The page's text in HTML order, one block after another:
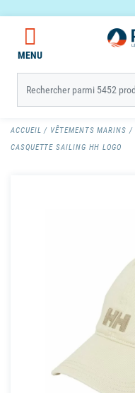
MENU
ACCUEIL VÊTEMENTS MARINS
CASQUETTE SAILING HH LOGO